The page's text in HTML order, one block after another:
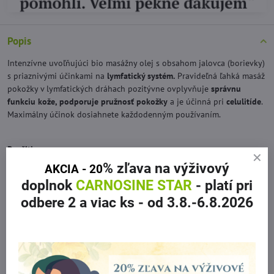
Popis
Intenzívne uvoľňujúci bio masážny olej s obsahom jalovca (borievky)
s priaznivými účinkami na lymfatický systém. Pravideľná ľahká masáž
pokožky v lymfatických dráhach pozitývne ovplyvňuje správnu
funkciu kože, podporuje pružnosť pokožky a je účinná pri celulitíde.
Maximálny účinok dosiahnete každodenným používaním.
Použitie:
Primeraným množstvom jemne masírovať problematické partie tela.
Bez konzervačných a syntetických vonných látok, minerálnych a
rafinovaných olejov.
INCI: Macadamia Integrifolia Seed Oil, Prunus Armeniaca Kernel Oil,
Prunus Amygdalus Dulcis Oil, Sasamum Indicum Seed Oil bio,
Helianthus Annus Seed Oil bio, Juniperus Communis Fruit Oil,
AKCIA - 20% zľava na výživový
doplnok CARNOSINE STAR - platí pri
odbere 2 a viac ks - od 3.8.-6.8.2026